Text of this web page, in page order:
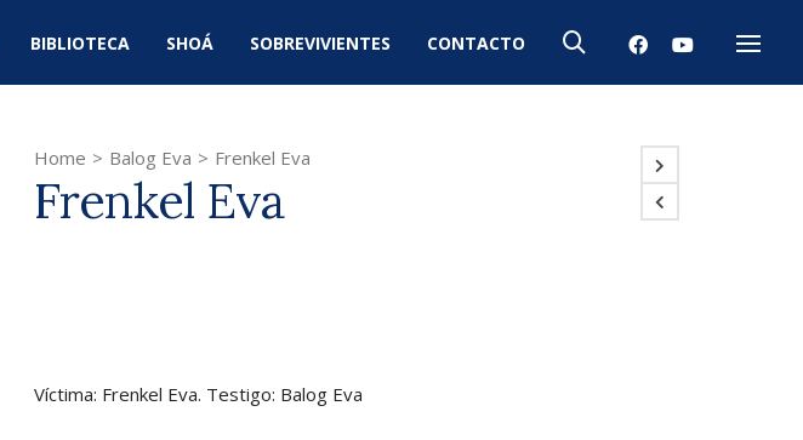
BIBLIOTECA SHOÁ SOBREVIVIENTES CONTACTO
Menú
Home > Balog Eva > Frenkel Eva
Frenkel Eva
Víctima: Frenkel Eva. Testigo: Balog Eva